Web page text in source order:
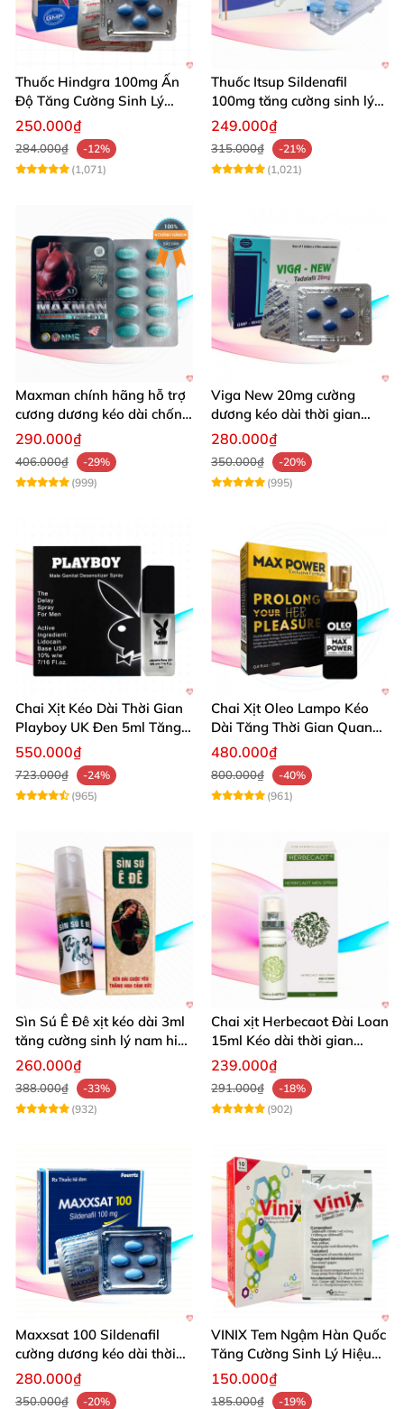
Thuốc Hindgra 100mg Ấn
Độ Tăng Cường Sinh Lý
Nam Hiệu Quả
250.000₫
284.000₫
-12%
(1,071)
Thuốc Itsup Sildenafil
100mg tăng cường sinh lý
kéo dài thời gian cho nam
249.000₫
315.000₫
-21%
(1,021)
Maxman chính hãng hỗ trợ
cương dương kéo dài chống
xuất tinh sớm 10 viên
290.000₫
406.000₫
-29%
(999)
Viga New 20mg cường
dương kéo dài thời gian
chống xuất tinh hiệu quả
280.000₫
350.000₫
-20%
(995)
Chai Xịt Kéo Dài Thời Gian
Playboy UK Đen 5ml Tăng
Khoái Cảm
550.000₫
723.000₫
-24%
(965)
Chai Xịt Oleo Lampo Kéo
Dài Tăng Thời Gian Quan
Hệ Chính Hãng
480.000₫
800.000₫
-40%
(961)
Sìn Sú Ê Đê xịt kéo dài 3ml
tăng cường sinh lý nam hiệu
quả
260.000₫
388.000₫
-33%
(932)
Chai xịt Herbecaot Đài Loan
15ml Kéo dài thời gian
Tăng khoái cảm
239.000₫
291.000₫
-18%
(902)
Maxxsat 100 Sildenafil
cường dương kéo dài thời
gian dùng hiệu quả nhanh
280.000₫
350.000₫
-20%
VINIX Tem Ngậm Hàn Quốc
Tăng Cường Sinh Lý Hiệu
Quả
150.000₫
185.000₫
-19%